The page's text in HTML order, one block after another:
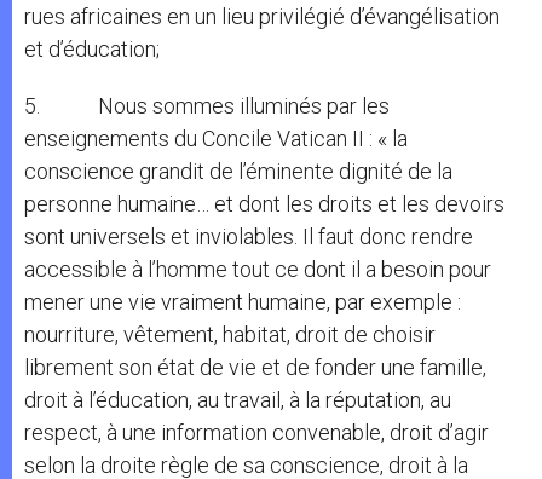
rues africaines en un lieu privilégié d’évangélisation
et d’éducation;
5. Nous sommes illuminés par les
enseignements du Concile Vatican II : « la
conscience grandit de l’éminente dignité de la
personne humaine… et dont les droits et les devoirs
sont universels et inviolables. Il faut donc rendre
accessible à l’homme tout ce dont il a besoin pour
mener une vie vraiment humaine, par exemple :
nourriture, vêtement, habitat, droit de choisir
librement son état de vie et de fonder une famille,
droit à l’éducation, au travail, à la réputation, au
respect, à une information convenable, droit d’agir
selon la droite règle de sa conscience, droit à la